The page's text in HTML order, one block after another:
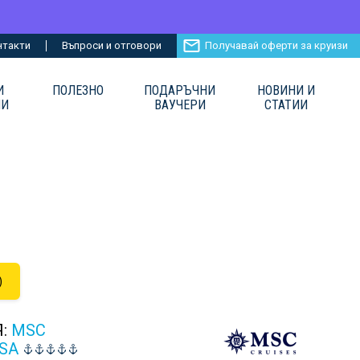
Въпроси и отговори Получавай оферти за круизи
ПОЛЕЗНО
ПОДАРЪЧНИ
ВАУЧЕРИ
НОВИНИ И
СТАТИИ
MSC